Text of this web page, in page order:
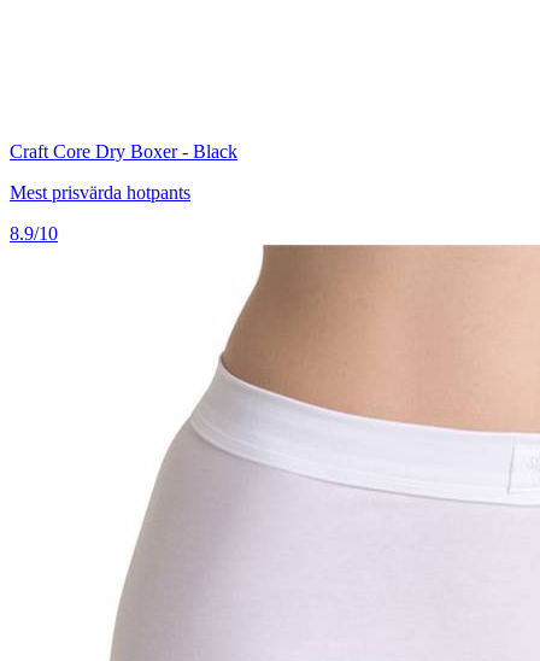
Craft Core Dry Boxer - Black
Mest prisvärda hotpants
8.9/10